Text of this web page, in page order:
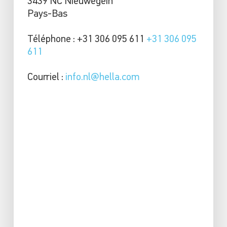
Pays-Bas
Téléphone : +31 306 095 611 +31 306 095
611
Courriel : info.nl@hella.com